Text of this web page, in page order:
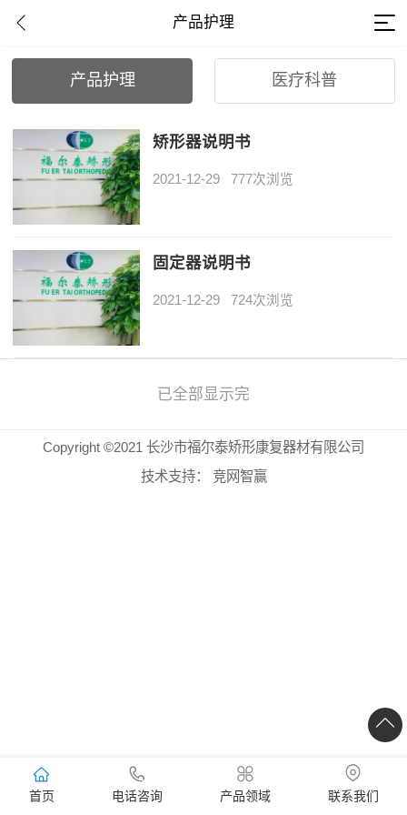
产品护理
产品护理 医疗科普
矫形器说明书
2021-12-29 777次浏览
固定器说明书
2021-12-29 724次浏览
已全部显示完
首页 电话咨询 产品领域 联系我们
Copyright ©2021 长沙市福尔泰矫形康复器材有限公司
技术支持：
竞网智赢